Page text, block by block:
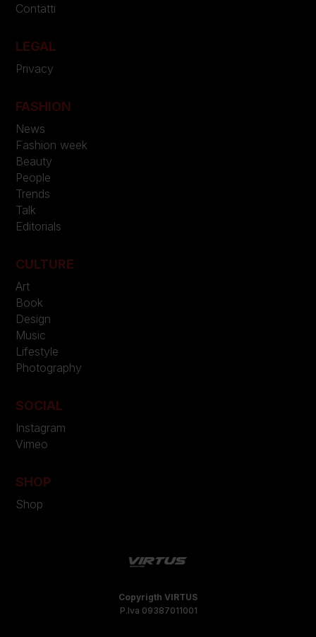
Contatti
LEGAL
Privacy
FASHION
News
Fashion week
Beauty
People
Trends
Talk
Editorials
CULTURE
Art
Book
Design
Music
Lifestyle
Photography
SOCIAL
Instagram
Vimeo
SHOP
Shop
Copyrigth VIRTUS
P.Iva 09387011001